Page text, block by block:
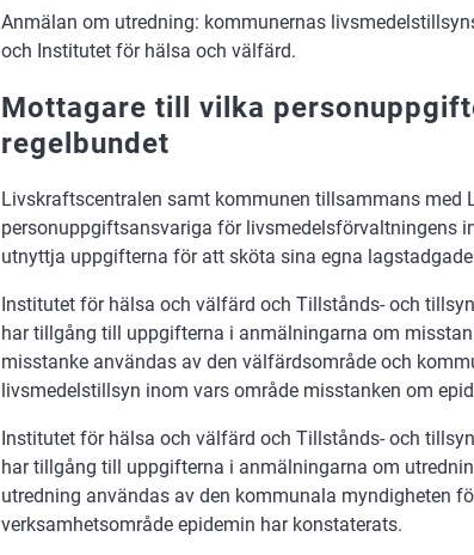
Anmälan om utredning: kommunernas
och Institutet för hälsa och välfärd.
Mottagare till vilka
regelbundet
Livskraftscentralen samt kommunen tillsammans med
personuppgiftsansvariga för livsmedelsförvaltningens
utnyttja uppgifterna för att sköta sina egna
Institutet för hälsa och välfärd och Tillstånds- och
har tillgång till uppgifterna i anmälningarna om
misstanke användas av den välfärdsområde och
livsmedelstillsyn inom vars område misstanken om
Institutet för hälsa och välfärd och Tillstånds- och
har tillgång till uppgifterna i anmälningarna om
utredning användas av den kommunala myndigheten
verksamhetsområde epidemin har konstaterats.